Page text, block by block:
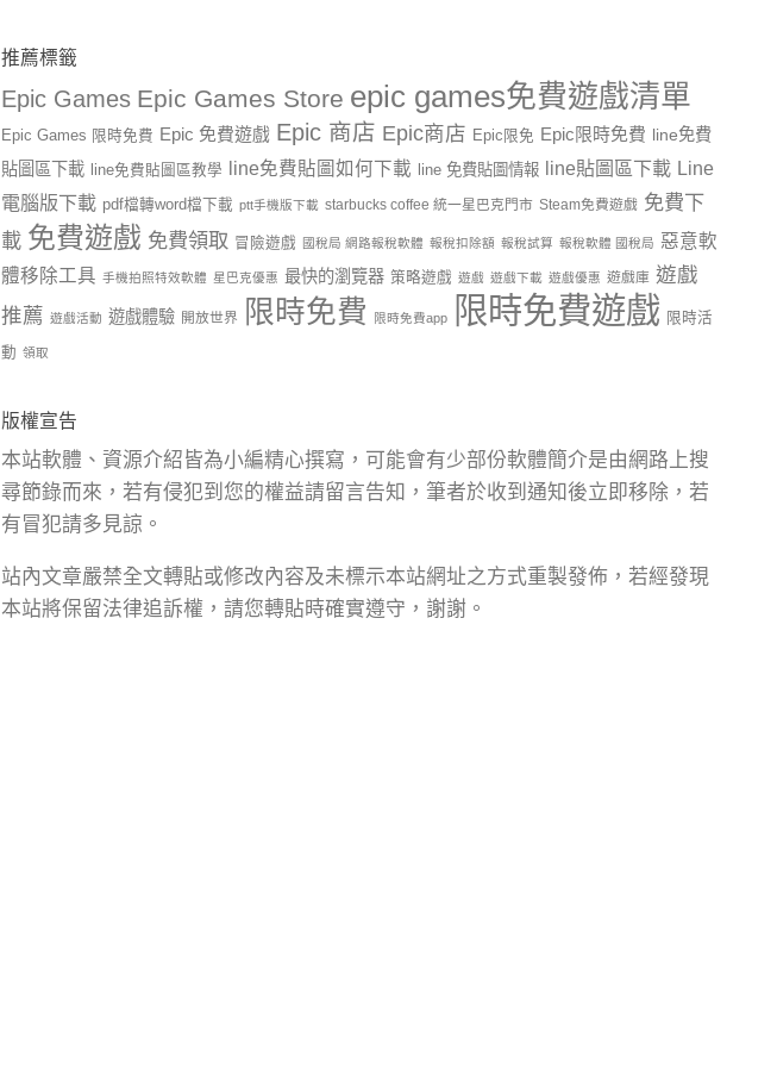
推薦標籤
Epic Games Epic Games Store epic games免費遊戲清單
Epic Games 限時免費 Epic 免費遊戲 Epic 商店 Epic商店 Epic限免 Epic限時免費 line免費
貼圖區下載
line免費貼圖區教學 line免費貼圖如何下載 line 免費貼圖情報 line貼圖區下載 Line
電腦版下載 pdf檔轉word檔下載 ptt手機版下載 starbucks coffee 統一星巴克門市 Steam免費遊戲 免費下
載 免費遊戲 免費領取 冒險遊戲 國稅局 網路報稅軟體 報稅扣除額 報稅試算 報稅軟體 國稅局 惡意軟
體移除工具 手機拍照特效軟體 星巴克優惠 最快的瀏覽器 策略遊戲 遊戲 遊戲下載 遊戲優惠 遊戲庫 遊戲
推薦 遊戲活動 遊戲體驗 開放世界 限時免費 限時免費app 限時免費遊戲 限時活
動 領取
版權宣告
本站軟體、資源介紹皆為小編精心撰寫，可能會有少部份軟體簡介是由網路上搜
尋節錄而來，若有侵犯到您的權益請留言告知，筆者於收到通知後立即移除，若
有冒犯請多見諒。
站內文章嚴禁全文轉貼或修改內容及未標示本站網址之方式重製發佈，若經發現
本站將保留法律追訴權，請您轉貼時確實遵守，謝謝。